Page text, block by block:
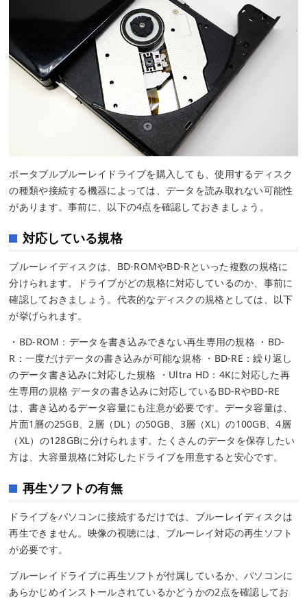
ポータブルブルーレイドライブを購入しても、使用するディスク
の種類や接続する機器によっては、データを読み取れない可能性
があります。事前に、以下の4点を確認しておきましょう。
対応している規格
ブルーレイディスクは、BD-ROMやBD-Rといった複数の規格に
分けられます。ドライブがどの規格に対応しているのか、事前に
確認しておきましょう。代表的なディスクの規格としては、以下
が挙げられます。
・BD-ROM：データを書き込みできない再生専用の規格 ・BD-
R：一度だけデータの書き込みが可能な規格 ・BD-RE：繰り返し
のデータ書き込みに対応した規格 ・Ultra HD：4Kに対応した再
生専用の規格 データの書き込みに対応しているBD-RやBD-RE
は、書き込めるデータ容量にも注意が必要です。データ容量は、
片面1層の25GB、2層（DL）の50GB、3層（XL）の100GB、4層
（XL）の128GBに分けられます。たくさんのデータを保存したい
方は、大容量規格に対応したドライブを用意すると安心です。
再生ソフトの有無
ドライブをパソコンに接続するだけでは、ブルーレイディスクは
再生できません。映像の視聴には、ブルーレイ対応の再生ソフト
が必要です。
ブルーレイドライブに再生ソフトが付属しているか、パソコンに
あらかじめインストールされているかどうかの2点を確認してお